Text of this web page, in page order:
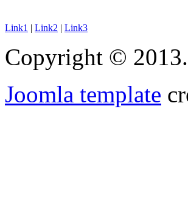
Link1 | Link2 | Link3
Copyright ©
Joomla template